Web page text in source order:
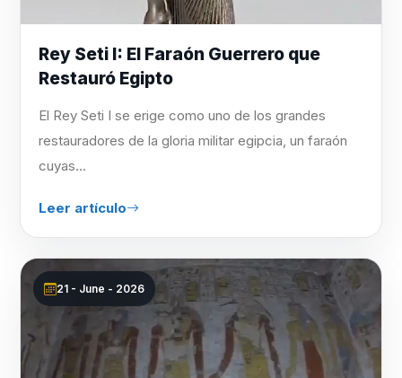
Rey Seti I: El Faraón Guerrero que
Restauró Egipto
El Rey Seti I se erige como uno de los grandes
restauradores de la gloria militar egipcia, un faraón
cuyas...
Leer artículo
21 - June - 2026